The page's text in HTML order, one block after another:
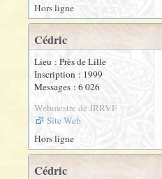
Hors ligne
Cédric
Lieu : Près de Lille
Inscription : 1999
Messages : 6 026
Webmestre de JRRVF
Site Web
Hors ligne
Cédric